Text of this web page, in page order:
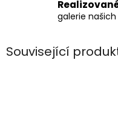
galerie
Související